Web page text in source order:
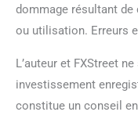
dommage résultant
ou utilisation. Erreurs
L’auteur et FXStreet
investissement
constitue un conseil